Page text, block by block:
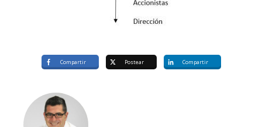
Compartir Postear Compartir